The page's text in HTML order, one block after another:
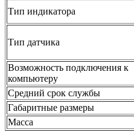
Тип индикатора
Тип датчика
Возможность подключения к
компьютеру
Средний срок службы
Габаритные размеры
Масса